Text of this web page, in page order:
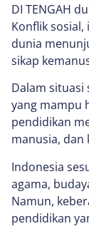
DI TENGAH
Konflik
dunia
sikap
Dalam
yang mampu
pendidikan
manusia, dan
Indonesia
agama,
Namun,
pendidikan